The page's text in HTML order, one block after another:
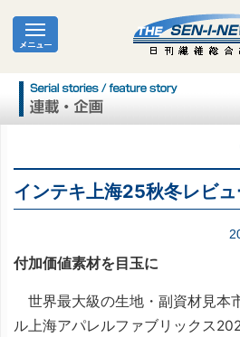
インテキ上海25秋冬レビュ
付加価値素材を目玉に
世界最大級の生地・副資材見本
ル上海アパレルファブリックス